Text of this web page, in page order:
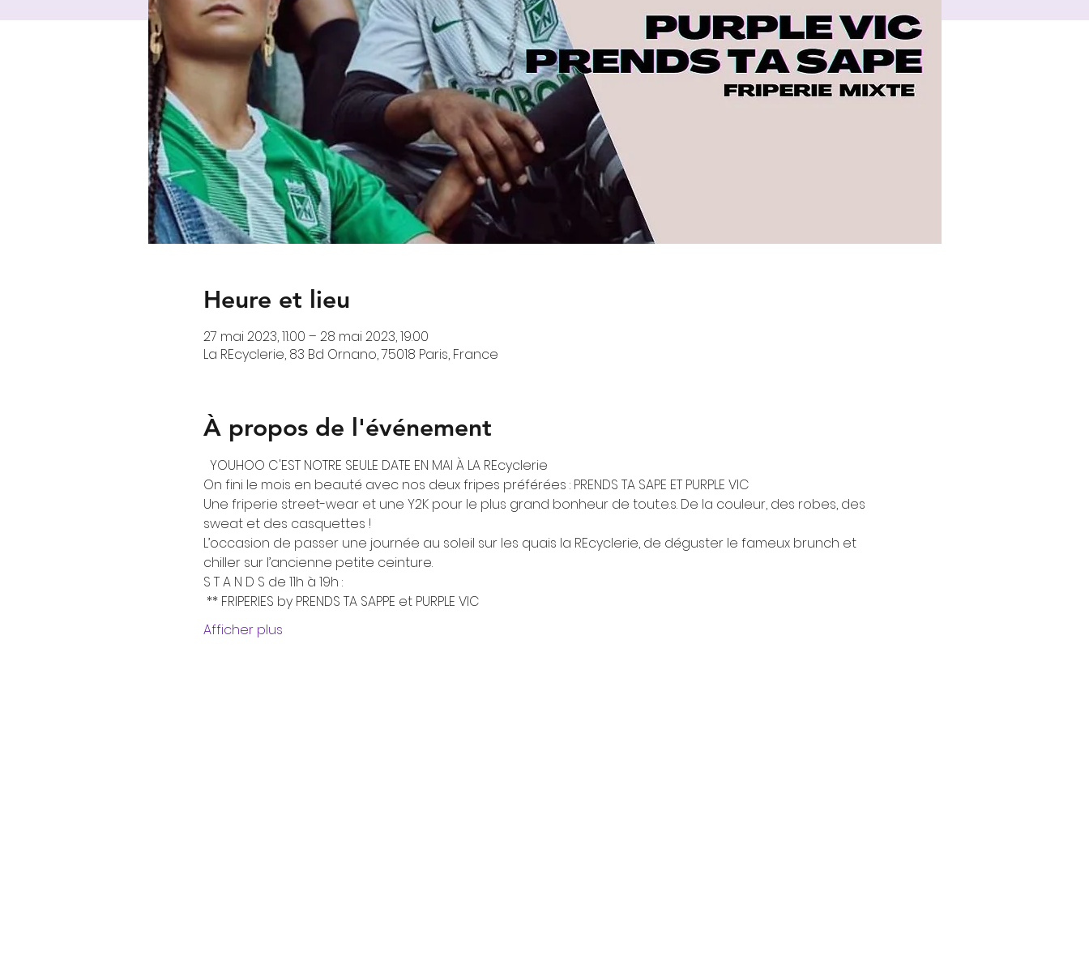
Heure et lieu
27 mai 2023, 11:00 – 28 mai 2023, 19:00
La REcyclerie, 83 Bd Ornano, 75018 Paris, France
À propos de l'événement
YOUHOO C'EST NOTRE SEULE DATE EN MAI À LA REcyclerie
On fini le mois en beauté avec nos deux fripes préférées : PRENDS TA SAPE ET PURPLE VIC
Une friperie street-wear et une Y2K pour le plus grand bonheur de tout.e.s. De la couleur, des robes, des
sweat et des casquettes !
L’occasion de passer une journée au soleil sur les quais la REcyclerie, de déguster le fameux brunch et
chiller sur l’ancienne petite ceinture.
S T A N D S de 11h à 19h :
** FRIPERIES by PRENDS TA SAPPE et PURPLE VIC
Afficher plus